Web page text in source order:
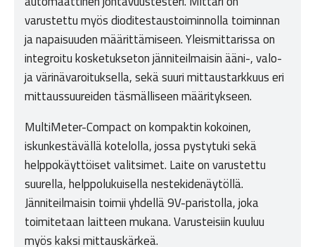
varustettu myös dioditestaustoiminnolla toiminnan
ja napaisuuden määrittämiseen. Yleismittarissa on
integroitu kosketukseton jänniteilmaisin ääni-, valo-
ja värinävaroituksella, sekä suuri mittaustarkkuus eri
mittaussuureiden täsmälliseen määritykseen.
MultiMeter-Compact on kompaktin kokoinen,
iskunkestävällä kotelolla, jossa pystytuki sekä
helppokäyttöiset valitsimet. Laite on varustettu
suurella, helppolukuisella nestekidenäytöllä.
Jänniteilmaisin toimii yhdellä 9V-paristolla, joka
toimitetaan laitteen mukana. Varusteisiin kuuluu
myös kaksi mittauskärkeä.